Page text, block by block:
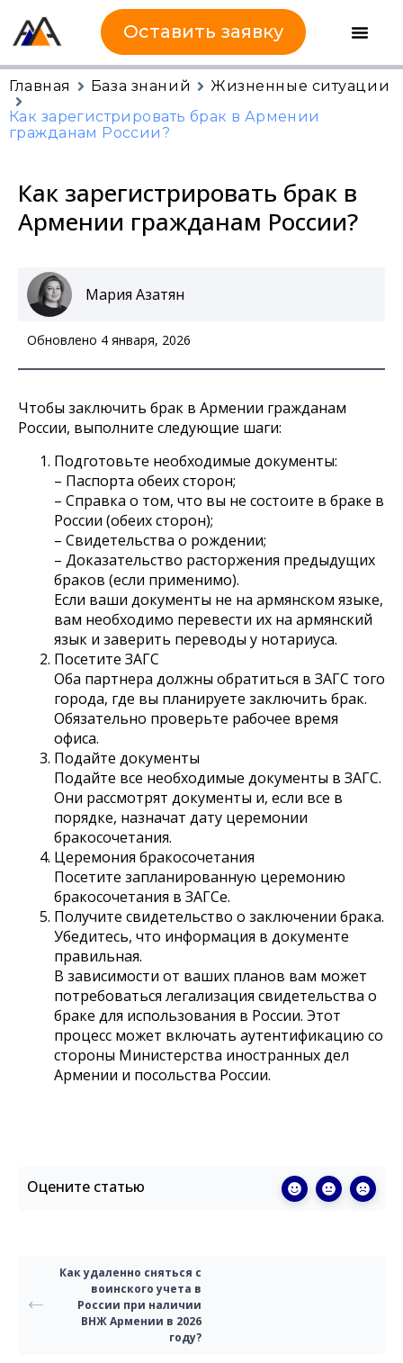
Оставить заявку
Главная База знаний
Жизненные ситуации
Как зарегистрировать брак в Армении
гражданам России?
Как зарегистрировать брак в
Армении гражданам России?
Мария Азатян
Обновлено 4 января, 2026
Чтобы заключить брак в Армении гражданам
России, выполните следующие шаги:
Подготовьте необходимые документы:
– Паспорта обеих сторон;
– Справка о том, что вы не состоите в браке в
России (обеих сторон);
– Свидетельства о рождении;
– Доказательство расторжения предыдущих
браков (если применимо).
Если ваши документы не на армянском языке,
вам необходимо перевести их на армянский
язык и заверить переводы у нотариуса.
Посетите ЗАГС
Оба партнера должны обратиться в ЗАГС того
города, где вы планируете заключить брак.
Обязательно проверьте рабочее время
офиса.
Подайте документы
Подайте все необходимые документы в ЗАГС.
Они рассмотрят документы и, если все в
порядке, назначат дату церемонии
бракосочетания.
Церемония бракосочетания
Посетите запланированную церемонию
бракосочетания в ЗАГСе.
Получите свидетельство о заключении брака.
Убедитесь, что информация в документе
правильная.
В зависимости от ваших планов вам может
потребоваться легализация свидетельства о
браке для использования в России. Этот
процесс может включать аутентификацию со
стороны Министерства иностранных дел
Армении и посольства России.
Оцените статью
Как удаленно сняться с
воинского учета в
России при наличии
ВНЖ Армении в 2026
году?